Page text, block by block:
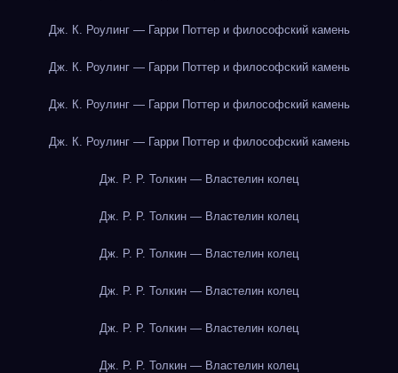
Дж. К. Роулинг — Гарри Поттер и философский камень
Дж. К. Роулинг — Гарри Поттер и философский камень
Дж. К. Роулинг — Гарри Поттер и философский камень
Дж. К. Роулинг — Гарри Поттер и философский камень
Дж. Р. Р. Толкин — Властелин колец
Дж. Р. Р. Толкин — Властелин колец
Дж. Р. Р. Толкин — Властелин колец
Дж. Р. Р. Толкин — Властелин колец
Дж. Р. Р. Толкин — Властелин колец
Дж. Р. Р. Толкин — Властелин колец